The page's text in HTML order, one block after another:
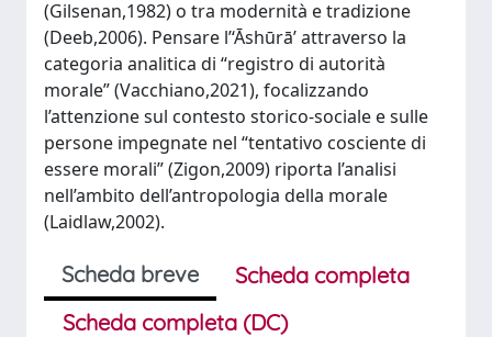
(Gilsenan,1982) o tra modernità e tradizione
(Deeb,2006). Pensare l’‘Āshūrā’ attraverso la
categoria analitica di “registro di autorità
morale” (Vacchiano,2021), focalizzando
l’attenzione sul contesto storico-sociale e sulle
persone impegnate nel “tentativo cosciente di
essere morali” (Zigon,2009) riporta l’analisi
nell’ambito dell’antropologia della morale
(Laidlaw,2002).
Scheda breve
Scheda completa
Scheda completa (DC)